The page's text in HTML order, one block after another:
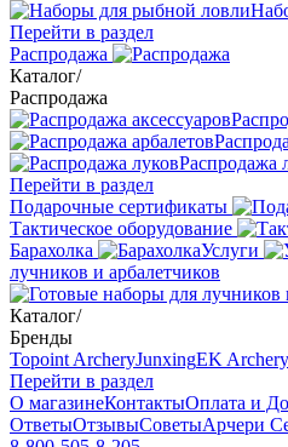
Перейти в раздел
Распродажа
Каталог/
Распродажа
Распродажа
Перейти в раздел
Подарочные сертификаты
Тактическое оборудование
Барахолка
Услуги
лучников и арбалетчиков
Каталог/
Бренды
Topoint ArcheryJunxingEK Archery
Перейти в раздел
О магазинеКонтактыОплата и
ОтветыОтзывыСоветыАрчери